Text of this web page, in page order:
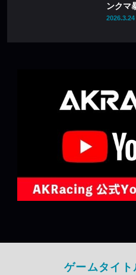
ンクマ
2026.3.24
ゲームタイ